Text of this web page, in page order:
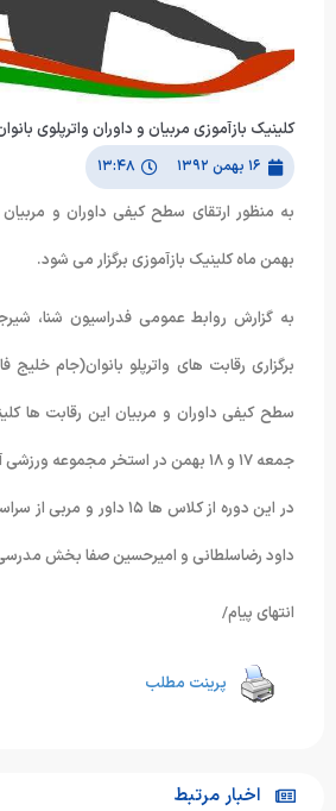
کلینیک بازآموزی مربیان و داوران واترپلوی
۱۶ بهمن ۱۳۹۲ ۱۳:۴۸
بهمن ماه کلینیک بازآموزی برگزار می شود.
به گزارش روابط عمومی فدراسیون شنا،
برگزاری رقابت های واترپلو بانوان(جام خلیج
سطح کیفی داوران و مربیان این رقابت ها
جمعه ۱۷ و ۱۸ بهمن در استخر مجموعه ورزشی آزادی برگزار می شود.
در این دوره از کلاس ها ۱۵
داود رضاسلطانی و امیرحسین صفا بخش مدرسی
انتهای پیام/
پرینت مطلب
اخبار مرتبط